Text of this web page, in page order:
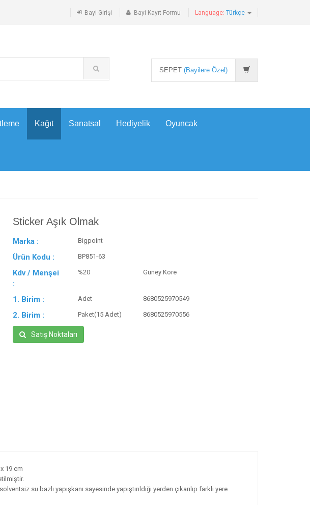
Bayi Girişi Bayi Kayıt Formu Language: Türkçe
SEPET (Bayilere Özel)
Kağıt Sanatsal Hediyelik Oyuncak
Sticker Aşık Olmak
Marka : Bigpoint
Ürün Kodu : BP851-63
Kdv / Menşei
:
%20 Güney Kore
1. Birim : Adet 8680525970549
2. Birim : Paket(15 Adet) 8680525970556
Satış Noktaları
19 cm
su bazlı yapışkanı sayesinde yapıştırıldığı yerden çıkarılıp farklı yere